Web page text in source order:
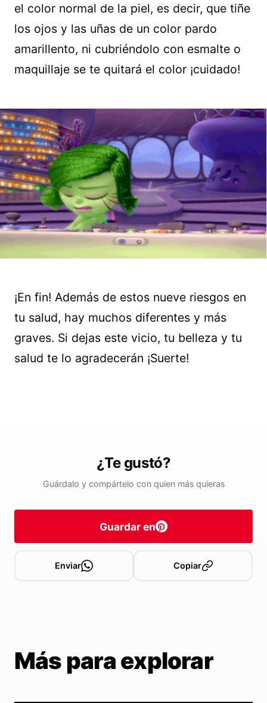
el color normal de la piel, es decir, que tiñe
los ojos y las uñas de un color pardo
amarillento, ni cubriéndolo con esmalte o
maquillaje se te quitará el color ¡cuidado!
¡En fin! Además de estos nueve riesgos en
tu salud, hay muchos diferentes y más
graves. Si dejas este vicio, tu belleza y tu
salud te lo agradecerán ¡Suerte!
¿Te gustó?
Guárdalo y compártelo con quien más quieras
Guardar en
Enviar Copiar
Más para explorar